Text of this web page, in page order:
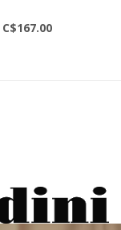
C$167.00